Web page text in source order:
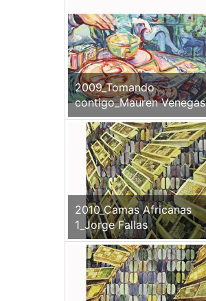
2009_Tomando
contigo_Mauren Venegas
2010_Camas Africanas
1_Jorge Fallas